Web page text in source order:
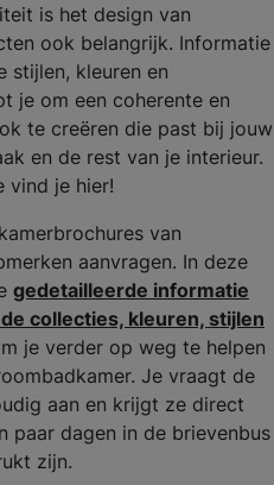
is het design van
ook belangrijk. Informatie
stijlen, kleuren en
je om een coherente en
te creëren die past bij jouw
en de rest van je interieur.
vind je hier!
van
aanvragen. In deze
gedetailleerde informatie
collecties, kleuren, stijlen
je verder op weg te helpen
Je vraagt de
aan en krijgt ze direct
paar dagen in de brievenbus
zijn.